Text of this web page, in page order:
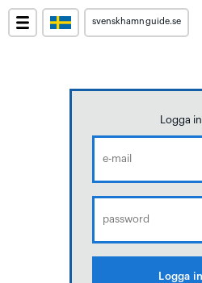
svenskhamnguide.se
Logga in